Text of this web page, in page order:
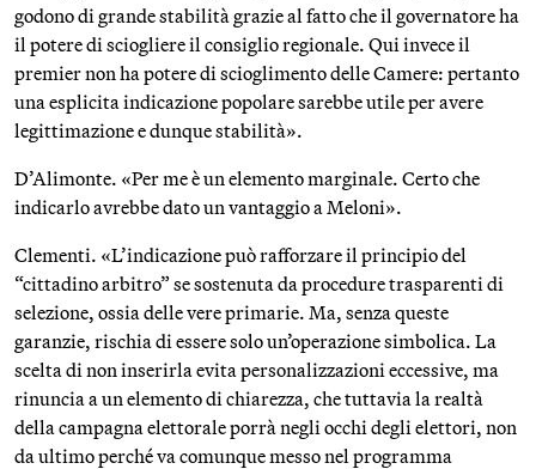
godono di grande stabilità grazie al fatto che il governatore ha
il potere di sciogliere il consiglio regionale. Qui invece il
premier non ha potere di scioglimento delle Camere: pertanto
una esplicita indicazione popolare sarebbe utile per avere
legittimazione e dunque stabilità».
D’Alimonte. «Per me è un elemento marginale. Certo che
indicarlo avrebbe dato un vantaggio a Meloni».
Clementi. «L’indicazione può rafforzare il principio del
“cittadino arbitro” se sostenuta da procedure trasparenti di
selezione, ossia delle vere primarie. Ma, senza queste
garanzie, rischia di essere solo un’operazione simbolica. La
scelta di non inserirla evita personalizzazioni eccessive, ma
rinuncia a un elemento di chiarezza, che tuttavia la realtà
della campagna elettorale porrà negli occhi degli elettori, non
da ultimo perché va comunque messo nel programma